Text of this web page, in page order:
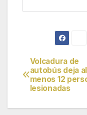
de
Volcadura de
autobús deja al
menos 12
lesionadas